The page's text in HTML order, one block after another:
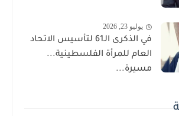
يوليو 23, 2026
في الذكرى الـ61 لتأسيس الاتحاد
العام للمرأة الفلسطينية...
مسيرة...